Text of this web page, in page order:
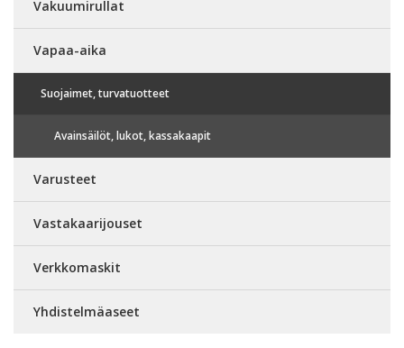
Vakuumirullat
Vapaa-aika
Suojaimet, turvatuotteet
Avainsäilöt, lukot, kassakaapit
Varusteet
Vastakaarijouset
Verkkomaskit
Yhdistelmäaseet